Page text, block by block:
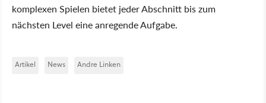
komplexen Spielen bietet jeder Abschnitt bis zum
nächsten Level eine anregende Aufgabe.
Artikel News Andre Linken